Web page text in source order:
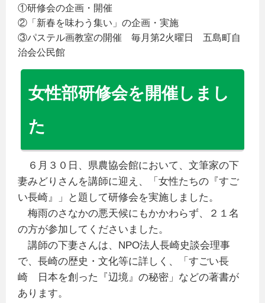
①研修会の企画・開催
②「新春を味わう集い」の企画・実施
③パステル画教室の開催 毎月第2火曜日 五島町自
治会公民館
女性部研修会を開催しまし
た
６月３０日、県農協会館において、文筆家の下
妻みどりさんを講師に迎え、「女性たちの『すご
い長崎』」と題して研修会を実施しました。
梅雨のさなかの悪天候にもかかわらず、２１名
の方が参加してくださいました。
講師の下妻さんは、NPO法人長崎史談会理事
で、長崎の歴史・文化等に詳しく、「すごい長
崎 日本を創った『辺境』の秘密」などの著書が
あります。